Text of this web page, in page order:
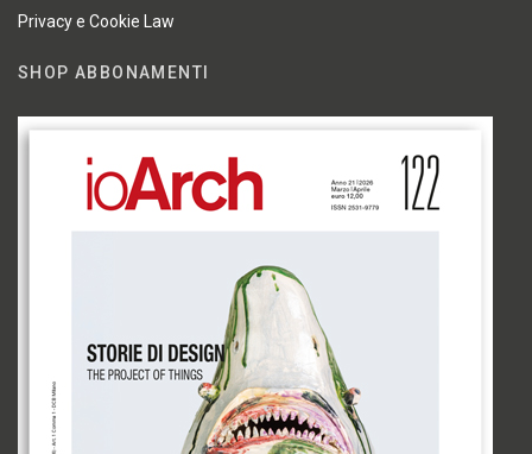
Privacy e Cookie Law
SHOP ABBONAMENTI